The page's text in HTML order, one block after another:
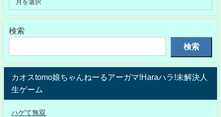
検索
検索
カオスtomo娘ちゃんねーるアーガマ!Haraハラ!未解決人
生ゲーム
ハゲて無双